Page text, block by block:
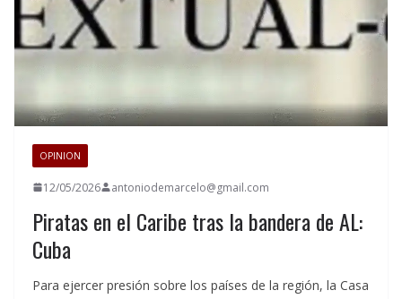
OPINION
12/05/2026 antoniodemarcelo@gmail.com
Piratas en el Caribe tras la bandera de AL:
Cuba
Para ejercer presión sobre los países de la región, la Casa